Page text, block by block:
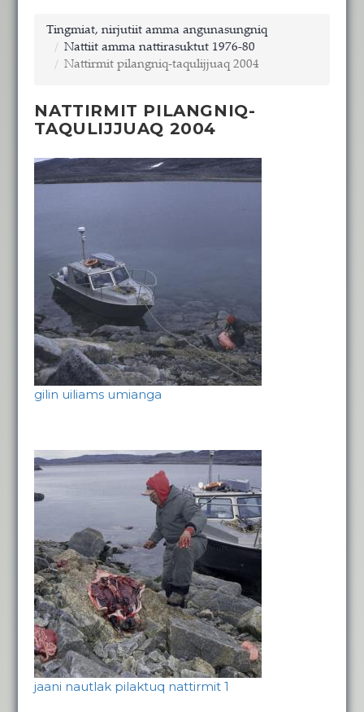
Tingmiat, nirjutiit amma angunasungniq
Nattiit amma nattirasuktut 1976-80
Nattirmit pilangniq-taqulijjuaq 2004
NATTIRMIT PILANGNIQ-
TAQULIJJUAQ 2004
gilin uiliams umianga
jaani nautlak pilaktuq nattirmit 1